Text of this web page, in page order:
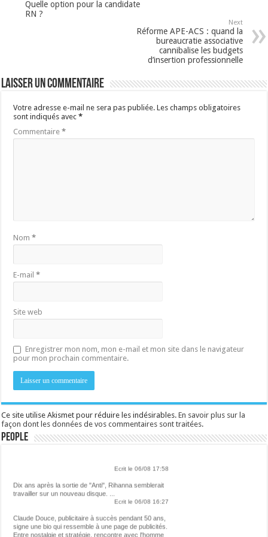
Quelle option pour la candidate
RN ?
Next
Réforme APE-ACS : quand la
bureaucratie associative
cannibalise les budgets
d’insertion professionnelle
Laisser un commentaire
Votre adresse e-mail ne sera pas publiée. Les champs obligatoires
sont indiqués avec*
Commentaire*
Nom*
E-mail*
Site web
Enregistrer mon nom, mon e-mail et mon site dans le navigateur
pour mon prochain commentaire.
Ce site utilise Akismet pour réduire les indésirables.En savoir plus sur la
façon dont les données de vos commentaires sont traitées.
People
Lalibre.be - CULTURE
travailler sur un nouveau disque. ...
Ecrit le 06/08 16:27
signe une bio qui ressemble à une page de publicités.
Entre nostalgie et stratégie, rencontre avec l'homme